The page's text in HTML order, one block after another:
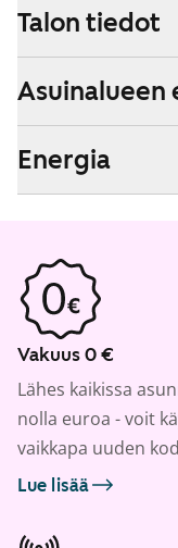
Talon tiedot
Energia
Vakuus 0 €
Lähes kaikissa
nolla euroa - voit
vaikkapa uuden
Lue lisää